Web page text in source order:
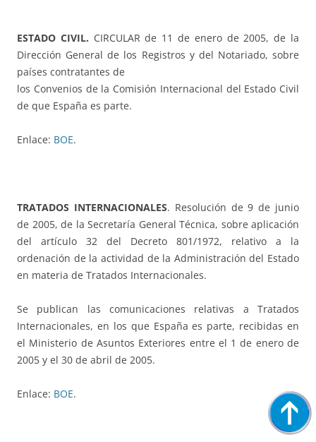
ESTADO CIVIL. CIRCULAR de 11 de enero de 2005, de la
Dirección General de los Registros y del Notariado, sobre
países contratantes de
los Convenios de la Comisión Internacional del Estado Civil
de que España es parte.
Enlace: BOE.
TRATADOS INTERNACIONALES. Resolución de 9 de junio
de 2005, de la Secretaría General Técnica, sobre aplicación
del artículo 32 del Decreto 801/1972, relativo a la
ordenación de la actividad de la Administración del Estado
en materia de Tratados Internacionales.
Se publican las comunicaciones relativas a Tratados
Internacionales, en los que España es parte, recibidas en
el Ministerio de Asuntos Exteriores entre el 1 de enero de
2005 y el 30 de abril de 2005.
Enlace: BOE.